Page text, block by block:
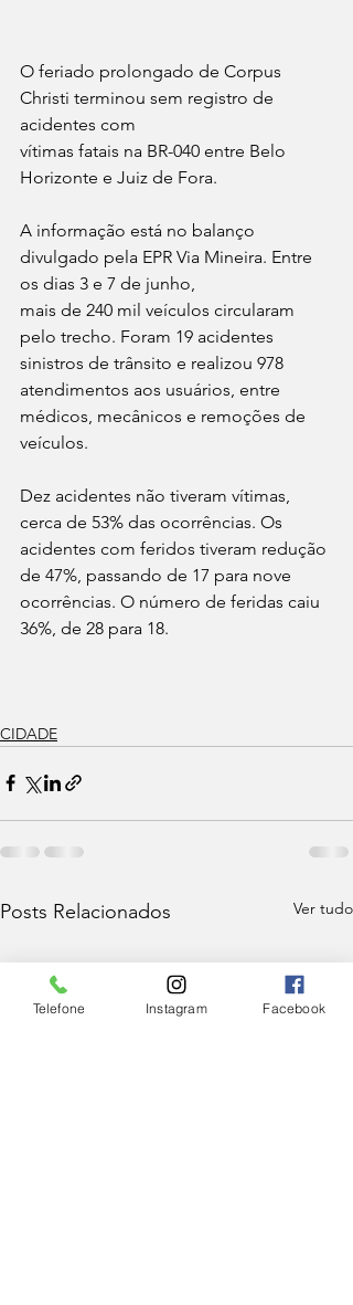
O feriado prolongado de Corpus
Christi terminou sem registro de
acidentes com
vítimas fatais na BR-040 entre Belo
Horizonte e Juiz de Fora.
A informação está no balanço
divulgado pela EPR Via Mineira. Entre
os dias 3 e 7 de junho,
mais de 240 mil veículos circularam
pelo trecho. Foram 19 acidentes
sinistros de trânsito e realizou 978
atendimentos aos usuários, entre
médicos, mecânicos e remoções de
veículos.
Dez acidentes não tiveram vítimas,
cerca de 53% das ocorrências. Os
acidentes com feridos tiveram redução
de 47%, passando de 17 para nove
ocorrências. O número de feridas caiu
36%, de 28 para 18.
CIDADE
Posts Relacionados Ver tudo
Telefone Instagram Facebook